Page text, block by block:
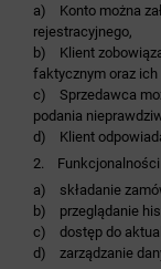
a) Konto można
rejestracyjnego,
b) Klient
faktycznym oraz
c) Sprzedawca
podania
d) Klient
2. Funkcjonalności
a) składanie
b) przeglądanie
c) dostęp do
d) zarządzanie